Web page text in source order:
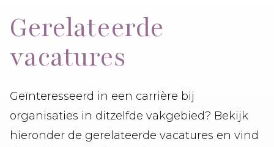
Gerelateerde
vacatures
Geïnteresseerd in een carrière bij
organisaties in ditzelfde vakgebied? Bekijk
hieronder de gerelateerde vacatures en vind